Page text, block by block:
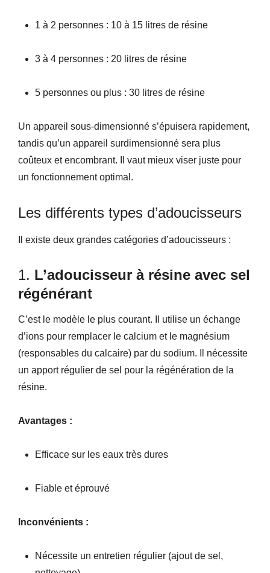
1 à 2 personnes : 10 à 15 litres de résine
3 à 4 personnes : 20 litres de résine
5 personnes ou plus : 30 litres de résine
Un appareil sous-dimensionné s’épuisera rapidement,
tandis qu’un appareil surdimensionné sera plus
coûteux et encombrant. Il vaut mieux viser juste pour
un fonctionnement optimal.
Les différents types d’adoucisseurs
Il existe deux grandes catégories d’adoucisseurs :
1. L’adoucisseur à résine avec sel
régénérant
C’est le modèle le plus courant. Il utilise un échange
d’ions pour remplacer le calcium et le magnésium
(responsables du calcaire) par du sodium. Il nécessite
un apport régulier de sel pour la régénération de la
résine.
Avantages :
Efficace sur les eaux très dures
Fiable et éprouvé
Inconvénients :
Nécessite un entretien régulier (ajout de sel,